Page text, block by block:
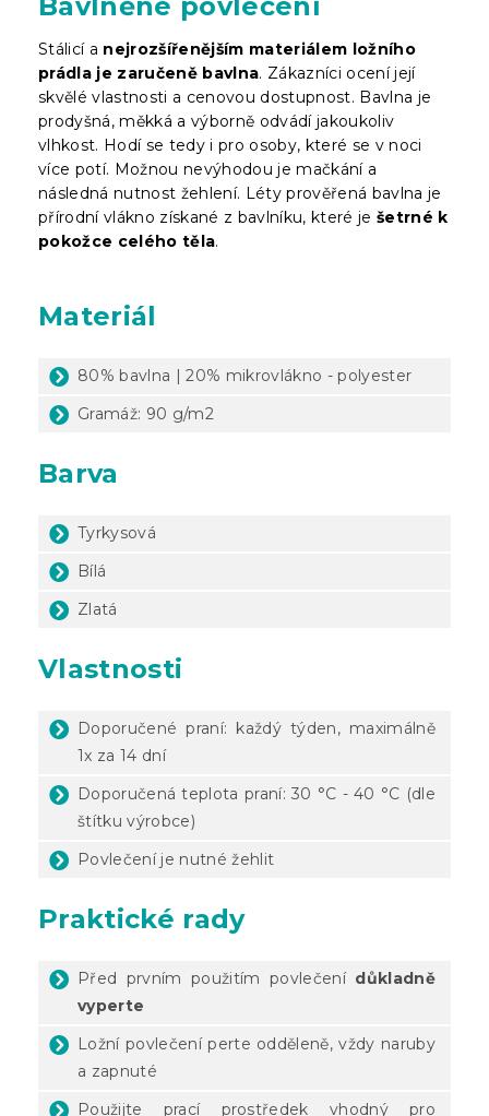
Stálicí a nejrozšířenějším materiálem ložního
prádla je zaručeně bavlna. Zákazníci ocení její
skvělé vlastnosti a cenovou dostupnost. Bavlna je
prodyšná, měkká a výborně odvádí jakoukoliv
vlhkost. Hodí se tedy i pro osoby, které se v noci
více potí. Možnou nevýhodou je mačkání a
následná nutnost žehlení. Léty prověřená bavlna je
přírodní vlákno získané z bavlníku, které je šetrné k
pokožce celého těla.
Materiál
80% bavlna | 20% mikrovlákno - polyester
Gramáž: 90 g/m2
Barva
Tyrkysová
Bílá
Zlatá
Vlastnosti
Doporučené praní: každý týden, maximálně
1x za 14 dní
Doporučená teplota praní: 30 °C - 40 °C (dle
štítku výrobce)
Povlečení je nutné žehlit
Praktické rady
Před prvním použitím povlečení důkladně
vyperte
Ložní povlečení perte odděleně, vždy naruby
a zapnuté
Použijte prací prostředek vhodný pro